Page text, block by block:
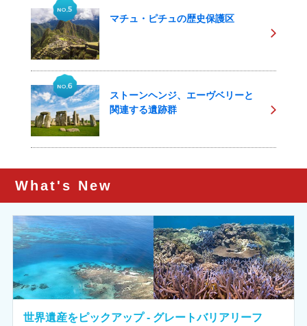
マチュ・ピチュの歴史保護区
ストーンヘンジ、エーヴベリーと
関連する遺跡群
What's New
世界遺産をピックアップ - グレートバリアリーフ